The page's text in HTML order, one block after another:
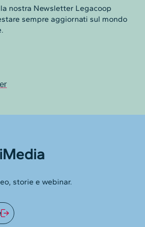
nostra Newsletter Legacoop
sempre aggiornati sul mondo
storie e webinar.